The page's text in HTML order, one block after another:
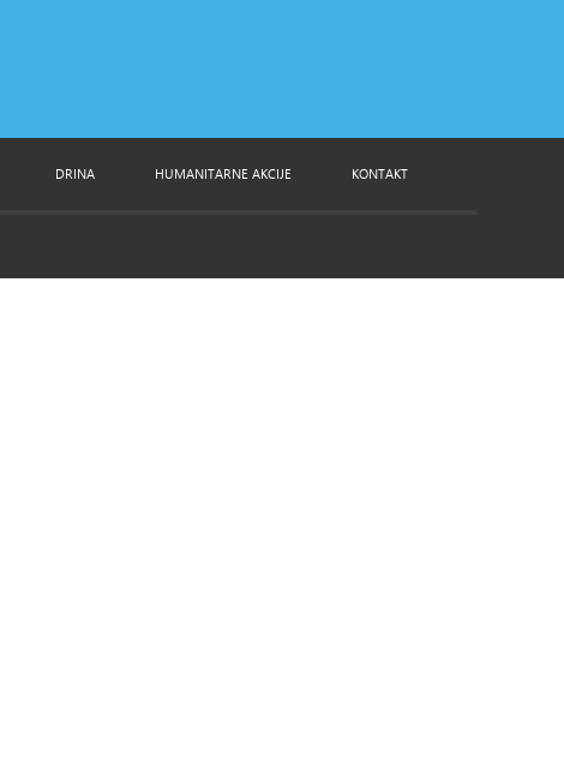
DRINA HUMANITARNE AKCIJE KONTAKT